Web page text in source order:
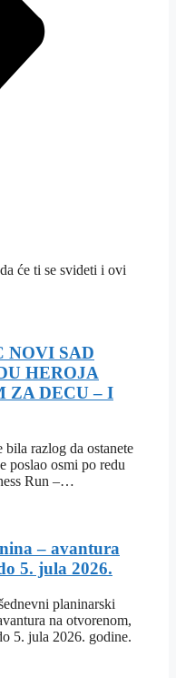
će ti se svideti i ovi
NOVI SAD
HEROJA
ZA DECU – I
razlog da ostanete
poslao osmi po redu
Run –…
– avantura
5. jula 2026.
planinarski
na otvorenom,
5. jula 2026. godine.